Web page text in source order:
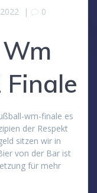
| 0
wm-finale es
der Respekt
sitzen wir in
von der Bar ist
für mehr